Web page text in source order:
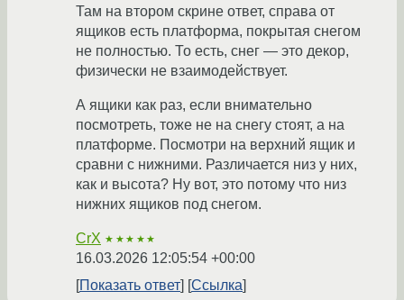
Там на втором скрине ответ, справа от
ящиков есть платформа, покрытая снегом
не полностью. То есть, снег — это декор,
физически не взаимодействует.
А ящики как раз, если внимательно
посмотреть, тоже не на снегу стоят, а на
платформе. Посмотри на верхний ящик и
сравни с нижними. Различается низ у них,
как и высота? Ну вот, это потому что низ
нижних ящиков под снегом.
CrX ★★★★★
16.03.2026 12:05:54 +00:00
Показать ответ
Ссылка